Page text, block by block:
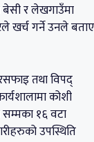
बेसी र लेखगाउँमा
खर्च गर्ने उनले बताए
तथा विपद्
कोशी
सम्मका १६ वटा
उपस्थिति